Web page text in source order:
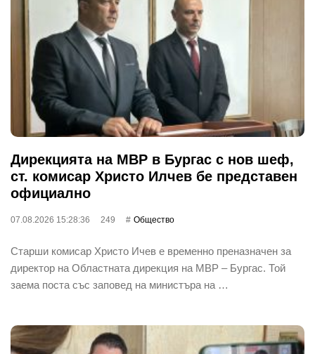
Дирекцията на МВР в Бургас с нов шеф,
ст. комисар Христо Илчев бе представен
официално
07.08.2026 15:28:36 249 Общество
Старши комисар Христо Ичев е временно преназначен за
директор на Областната дирекция на МВР – Бургас. Той
заема поста със заповед на министъра на …